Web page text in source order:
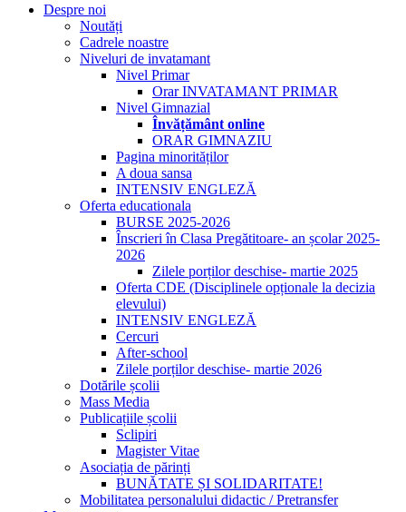
Despre noi
Noutăți
Cadrele noastre
Niveluri de invatamant
Nivel Primar
Orar INVATAMANT PRIMAR
Nivel Gimnazial
Învățământ online
ORAR GIMNAZIU
Pagina minorităților
A doua sansa
INTENSIV ENGLEZĂ
Oferta educationala
BURSE 2025-2026
Înscrieri în Clasa Pregătitoare- an școlar 2025-
2026
Zilele porților deschise- martie 2025
Oferta CDE (Disciplinele opționale la decizia
elevului)
INTENSIV ENGLEZĂ
Cercuri
After-school
Zilele porților deschise- martie 2026
Dotările școlii
Mass Media
Publicațiile școlii
Sclipiri
Magister Vitae
Asociația de părinți
BUNĂTATE ȘI SOLIDARITATE!
Mobilitatea personalului didactic / Pretransfer